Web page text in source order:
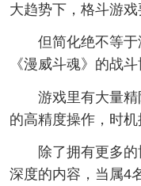
大趋势下，格斗游戏
但简化绝不等于
《漫威斗魂》的战
游戏里有大量精
的高精度操作，时机
除了拥有更多的
深度的内容，当属4